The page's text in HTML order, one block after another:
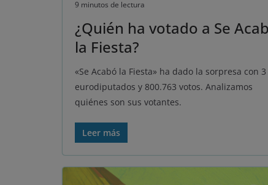
9 minutos de lectura
¿Quién ha votado a Se
la Fiesta?
«Se Acabó la Fiesta» ha dado la sorpresa con 3
eurodiputados y 800.763 votos. Analizamos
quiénes son sus votantes.
Leer más